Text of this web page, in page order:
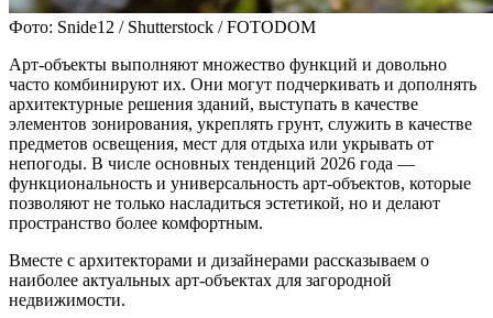
Фото: Snide12 / Shutterstock / FOTODOM
Арт-объекты выполняют множество функций и довольно
часто комбинируют их. Они могут подчеркивать и дополнять
архитектурные решения зданий, выступать в качестве
элементов зонирования, укреплять грунт, служить в качестве
предметов освещения, мест для отдыха или укрывать от
непогоды. В числе основных тенденций 2026 года —
функциональность и универсальность арт-объектов, которые
позволяют не только насладиться эстетикой, но и делают
пространство более комфортным.
Вместе с архитекторами и дизайнерами рассказываем о
наиболее актуальных арт-объектах для загородной
недвижимости.